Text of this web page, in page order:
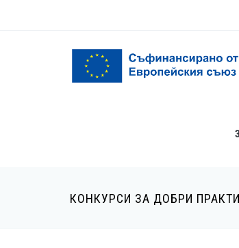
Форма за търсене
КОНКУРСИ ЗА ДОБРИ